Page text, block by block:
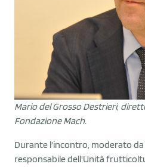
Mario del Grosso Destrieri,
Fondazione Mach.
Durante l'incontro, moderato da
responsabile dell'Unità